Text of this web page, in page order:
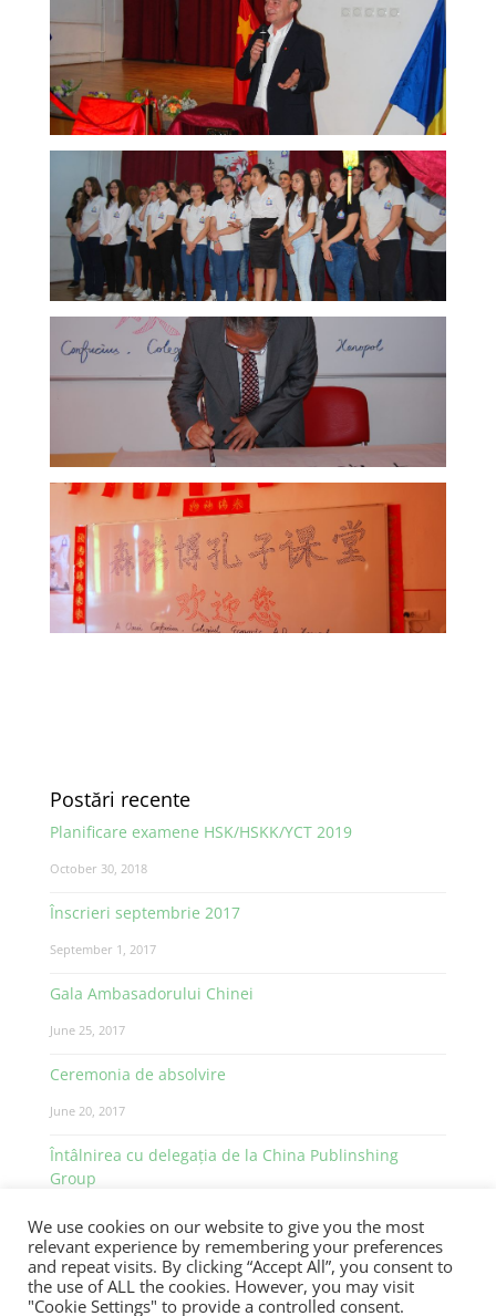
Postări recente
Planificare examene HSK/HSKK/YCT 2019
October 30, 2018
Înscrieri septembrie 2017
September 1, 2017
Gala Ambasadorului Chinei
June 25, 2017
Ceremonia de absolvire
June 20, 2017
Întâlnirea cu delegația de la China Publinshing
Group
We use cookies on our website to give you the most
relevant experience by remembering your preferences
and repeat visits. By clicking “Accept All”, you consent to
the use of ALL the cookies. However, you may visit
"Cookie Settings" to provide a controlled consent.